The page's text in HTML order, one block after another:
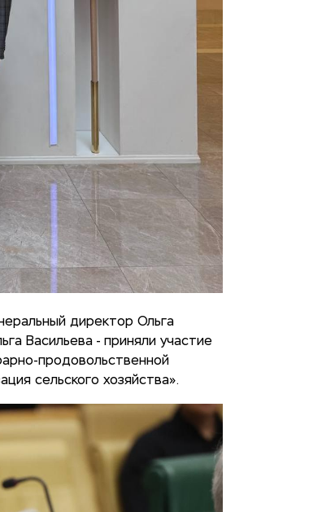
директор Ольга
Васильева - приняли участие
продовольственной
сельского хозяйства».